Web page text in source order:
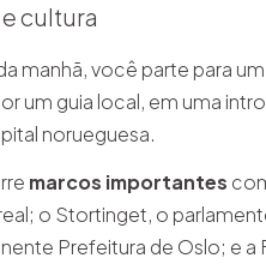
cultura
manhã, você parte para um
um guia local, em uma
norueguesa.
marcos importantes
o Stortinget, o
Prefeitura de Oslo; e a